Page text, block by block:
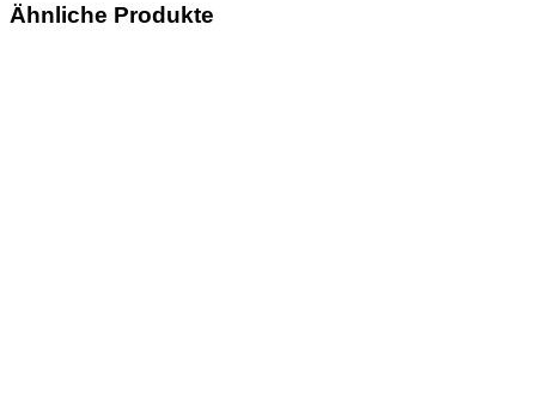
Ähnliche Produkte